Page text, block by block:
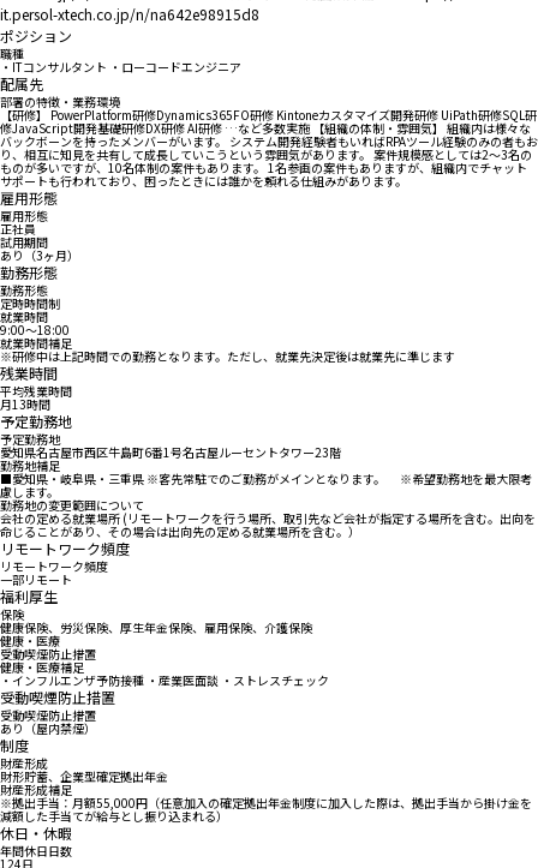
it.persol-xtech.co.jp/n/na642e98915d8
ポジション
職種
・ITコンサルタント ・ローコードエンジニア
配属先
部署の特徴・業務環境
【研修】 PowerPlatform研修​ Dynamics365FO研修 Kintoneカスタマイズ開発研修 UiPath研修​ SQL研
修​ JavaScript開発基礎研修​ DX研修 AI研修 …など多数実施 【組織の体制・雰囲気】 組織内は様々な
バックボーンを持ったメンバーがいます。 システム開発経験者もいればRPAツール経験のみの者もお
り、相互に知見を共有して成長していこうという雰囲気があります。 案件規模感としては2～3名の
ものが多いですが、10名体制の案件もあります。 1名参画の案件もありますが、組織内でチャット
サポートも行われており、困ったときには誰かを頼れる仕組みがあります。
雇用形態
雇用形態
正社員
試用期間
あり（3ヶ月）
勤務形態
勤務形態
定時時間制
就業時間
9:00〜18:00
就業時間補足
※研修中は上記時間での勤務となります。ただし、就業先決定後は就業先に準じます
残業時間
平均残業時間
月13時間
予定勤務地
予定勤務地
愛知県名古屋市西区牛島町6番1号名古屋ルーセントタワー23階
勤務地補足
■愛知県・岐阜県・三重県 ※客先常駐でのご勤務がメインとなります。 ※希望勤務地を最大限考
慮します。
勤務地の変更範囲について
会社の定める就業場所 (リモートワークを行う場所、取引先など会社が指定する場所を含む。出向を
命じることがあり、その場合は出向先の定める就業場所を含む。）
リモートワーク頻度
リモートワーク頻度
一部リモート
福利厚生
保険
健康保険、労災保険、厚生年金保険、雇用保険、介護保険
健康・医療
受動喫煙防止措置
健康・医療補足
・インフルエンザ予防接種 ・産業医面談 ・ストレスチェック
受動喫煙防止措置
受動喫煙防止措置
あり（屋内禁煙）
制度
財産形成
財形貯蓄、企業型確定拠出年金
財産形成補足
※拠出手当：月額55,000円（任意加入の確定拠出年金制度に加入した際は、拠出手当から掛け金を
減額した手当てが給与とし振り込まれる）
休日・休暇
年間休日日数
124日